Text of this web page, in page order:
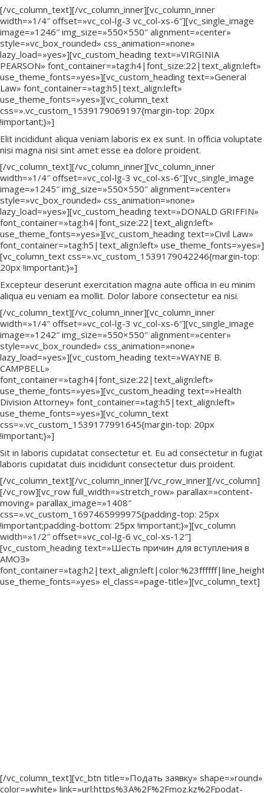
[/vc_column_text][/vc_column_inner][vc_column_inner
width=»1/4″ offset=»vc_col-lg-3 vc_col-xs-6″][vc_single_image
image=»1246″ img_size=»550×550″ alignment=»center»
style=»vc_box_rounded» css_animation=»none»
lazy_load=»yes»][vc_custom_heading text=»VIRGINIA
PEARSON» font_container=»tag:h4|font_size:22|text_align:left»
use_theme_fonts=»yes»][vc_custom_heading text=»General
Law» font_container=»tag:h5|text_align:left»
use_theme_fonts=»yes»][vc_column_text
css=».vc_custom_1539179069197{margin-top: 20px
!important;}»]
Elit incididunt aliqua veniam laboris ex ex sunt. In officia voluptate
nisi magna nisi sint amet esse ea dolore proident.
[/vc_column_text][/vc_column_inner][vc_column_inner
width=»1/4″ offset=»vc_col-lg-3 vc_col-xs-6″][vc_single_image
image=»1245″ img_size=»550×550″ alignment=»center»
style=»vc_box_rounded» css_animation=»none»
lazy_load=»yes»][vc_custom_heading text=»DONALD GRIFFIN»
font_container=»tag:h4|font_size:22|text_align:left»
use_theme_fonts=»yes»][vc_custom_heading text=»Civil Law»
font_container=»tag:h5|text_align:left» use_theme_fonts=»yes»]
[vc_column_text css=».vc_custom_1539179042246{margin-top:
20px !important;}»]
Excepteur deserunt exercitation magna aute officia in eu minim
aliqua eu veniam ea mollit. Dolor labore consectetur ea nisi.
[/vc_column_text][/vc_column_inner][vc_column_inner
width=»1/4″ offset=»vc_col-lg-3 vc_col-xs-6″][vc_single_image
image=»1242″ img_size=»550×550″ alignment=»center»
style=»vc_box_rounded» css_animation=»none»
lazy_load=»yes»][vc_custom_heading text=»WAYNE B.
CAMPBELL»
font_container=»tag:h4|font_size:22|text_align:left»
use_theme_fonts=»yes»][vc_custom_heading text=»Health
Division Attorney» font_container=»tag:h5|text_align:left»
use_theme_fonts=»yes»][vc_column_text
css=».vc_custom_1539177991645{margin-top: 20px
!important;}»]
Sit in laboris cupidatat consectetur et. Eu ad consectetur in fugiat
laboris cupidatat duis incididunt consectetur duis proident.
[/vc_column_text][/vc_column_inner][/vc_row_inner][/vc_column]
[/vc_row][vc_row full_width=»stretch_row» parallax=»content-
moving» parallax_image=»1408″
css=».vc_custom_1697465999975{padding-top: 25px
!important;padding-bottom: 25px !important;}»][vc_column
width=»1/2″ offset=»vc_col-lg-6 vc_col-xs-12″]
[vc_custom_heading text=»Шесть причин для вступления в
АМОЗ»
use_theme_fonts=»yes» el_class=»page-title»][vc_column_text]
[/vc_column_text][vc_btn title=»Подать заявку» shape=»round»
color=»white» link=»url:https%3A%2F%2Fmoz.kz%2Fpodat-